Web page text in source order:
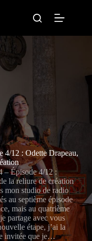
4/12 : Odette Drapeau,
Épisode 4/12 :
la reliure de création
mon studio de radio
au septième épisode
mais au quatrième
partage avec vous
étape, j’ai la
invitée que je…